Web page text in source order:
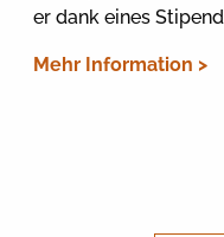
er dank eines
Mehr Information >